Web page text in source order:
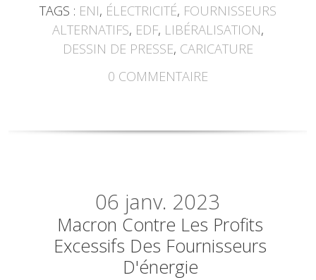
TAGS : ENI, ÉLECTRICITÉ, FOURNISSEURS
ALTERNATIFS, EDF, LIBÉRALISATION,
DESSIN DE PRESSE, CARICATURE
0 COMMENTAIRE
06 janv. 2023
Macron Contre Les Profits
Excessifs Des Fournisseurs
D'énergie